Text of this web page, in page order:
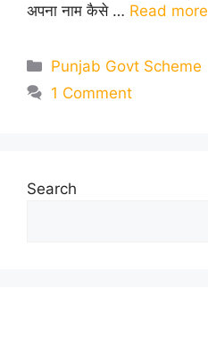
अपना नाम कैसे … Read more
Categories
Punjab Govt Scheme
1 Comment
Search